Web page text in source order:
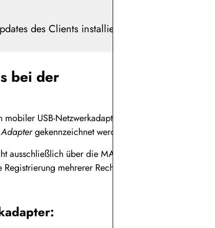
des Clients installiert.
bei der
USB-Netzwerkadapter
gekennzeichnet werden.
über die MAC-
mehrerer Rechner mit